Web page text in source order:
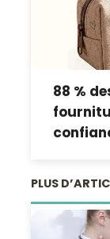
88 %
PLUS